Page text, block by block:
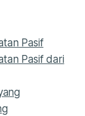
Pasif
Pasif dari